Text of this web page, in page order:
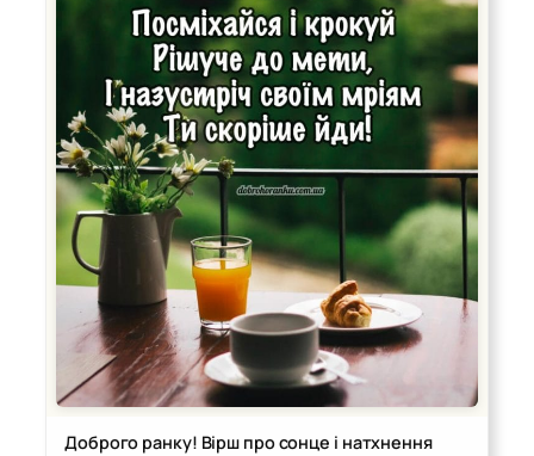
Доброго ранку! Вірш про сонце і натхнення